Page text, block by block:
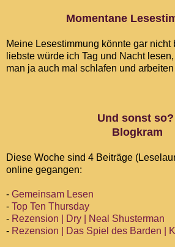
Momentane
Meine Lesestimmung könnte gar nicht
liebste würde ich Tag und Nacht
man ja auch mal schlafen und
Und sonst so?
Blogkram
Diese Woche sind 4 Beiträge
online gegangen:
- Gemeinsam Lesen
- Top Ten Thursday
- Rezension | Dry | Neal Shusterman
- Rezension | Das Spiel des Barden |